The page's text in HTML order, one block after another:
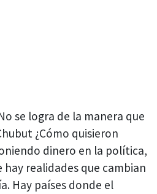
se logra de la manera que
¿Cómo quisieron
dinero en la política,
realidades que cambian
Hay países donde el